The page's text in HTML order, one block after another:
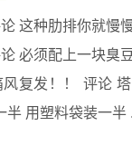
这种肋排你就慢
必须配上一块臭
复发！！ 评论
半 用塑料袋装一半